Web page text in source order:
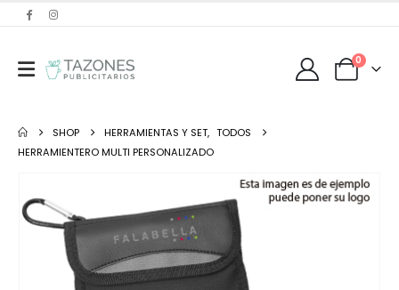
0
SHOP HERRAMIENTAS Y SET, TODOS
HERRAMIENTERO MULTI PERSONALIZADO